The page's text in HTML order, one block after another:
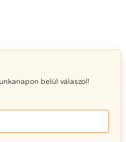
belül válaszol!